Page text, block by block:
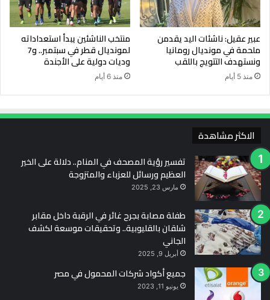
عبير عقيل: ناشئات اليد يقدمن
ملحمة في مونديال رومانيا
ونستهدف التتويج باللقب
منذ 5 أيام
منتخب الناشئين يبدأ استعداداته
لمونديال قطر في سبتمبر.. و7
وديات دولية على الأجندة
منذ 6 أيام
الاكثر مشاهدة
تفسير رؤية المصحف في المنام.. دلالة على الخير
العظيم ورسائل للعزباء والمتزوجة
مارس 23, 2025
طفلة مصابة بجرح غائر في الرقبة داخل مقابر
شلقان بالقليوبية.. وتحقيقات موسعة لكشف
الجاني
أبريل 9, 2025
جميع أكواد شركات المحمول في مصر
يونيو 11, 2023